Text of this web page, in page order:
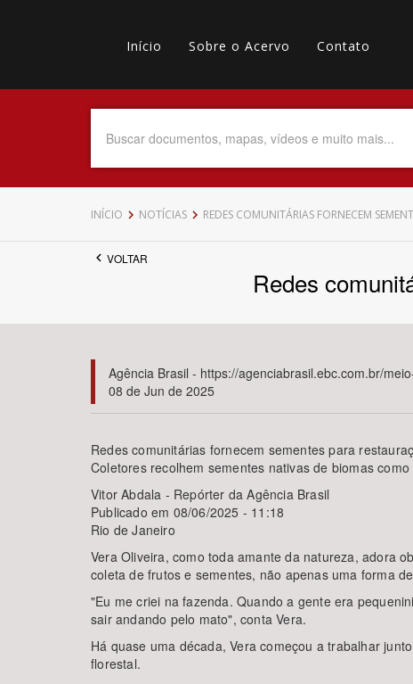
Main
navigation
Início Sobre o Acervo Contato
secundário
Data do Documento Até
Tema
INÍCIO NOTÍCIAS REDES COMUNITÁRIAS FORNECEM
VOLTAR
Redes
Agência Brasil - https://agenciabrasil.ebc.com.br/
08 de Jun de 2025
Redes comunitárias fornecem sementes para
Coletores recolhem sementes nativas de biomas
Vitor Abdala - Repórter da Agência Brasil
Publicado em 08/06/2025 - 11:18
Rio de Janeiro
Vera Oliveira, como toda amante da natureza, adora
coleta de frutos e sementes, não apenas uma forma
"Eu me criei na fazenda. Quando a gente era
sair andando pelo mato", conta Vera.
Há quase uma década, Vera começou a trabalhar
florestal.